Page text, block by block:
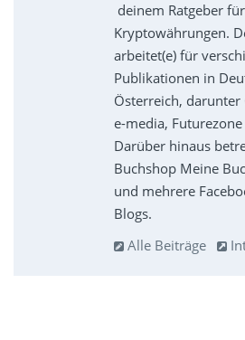
deinem Ratgeber
Kryptowährungen.
arbeitet(e) für
Publikationen in
Österreich,
e-media,
Darüber hinaus
Buchshop Meine
und mehrere
Blogs.
Alle Beiträge